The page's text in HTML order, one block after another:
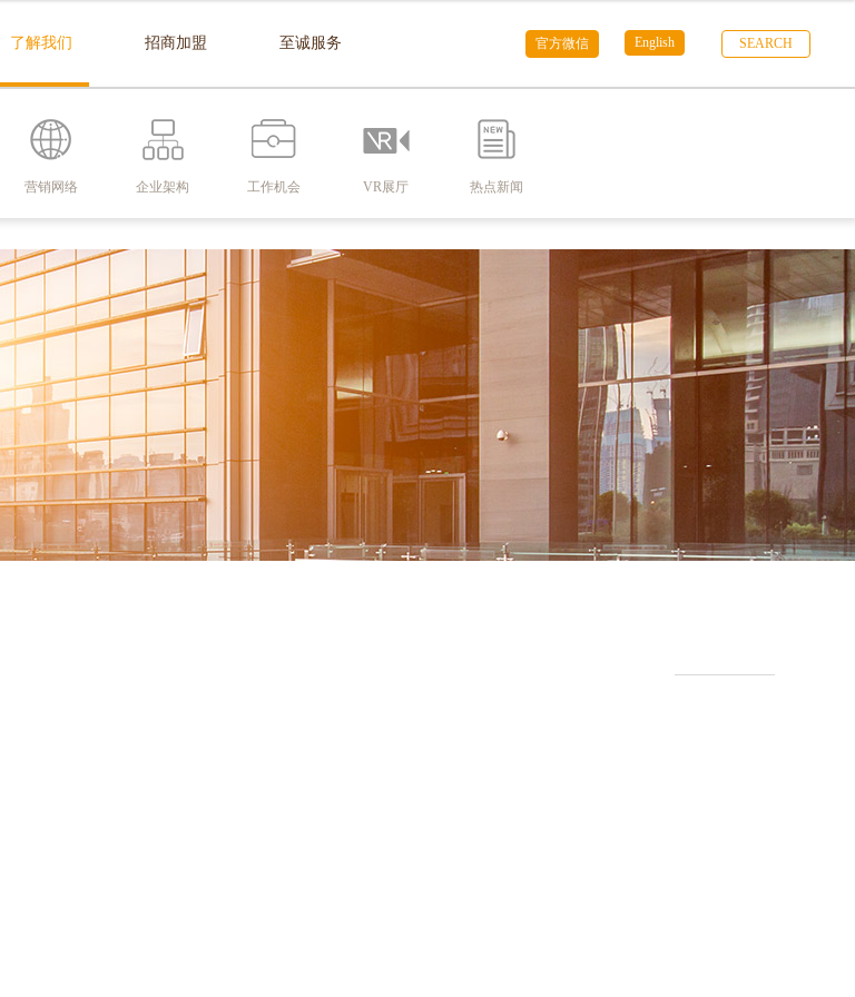
官方微信 English SEARCH
了解我们
营销网络 企业架构 工作机会 VR展厅 热点新闻
招商加盟 至诚服务